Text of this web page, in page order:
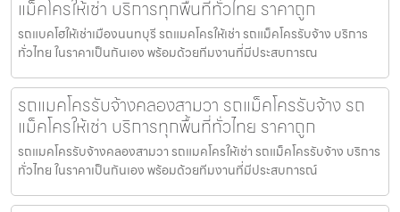
แม็คโครให้เช่า บริการทุกพื้นที่ทั่วไทย ราคาถูก
รถแบคโฮให้เช่าเมืองนนทบุรี รถแมคโครให้เช่า รถแม็คโครรับจ้าง บริการ
ทั่วไทย ในราคาเป็นกันเอง พร้อมด้วยทีมงานที่มีประสบการณ
รถแมคโครรับจ้างคลองสามวา รถแม็คโครรับจ้าง รถ
แม็คโครให้เช่า บริการทุกพื้นที่ทั่วไทย ราคาถูก
รถแมคโครรับจ้างคลองสามวา รถแมคโครให้เช่า รถแม็คโครรับจ้าง บริการ
ทั่วไทย ในราคาเป็นกันเอง พร้อมด้วยทีมงานที่มีประสบการณ์